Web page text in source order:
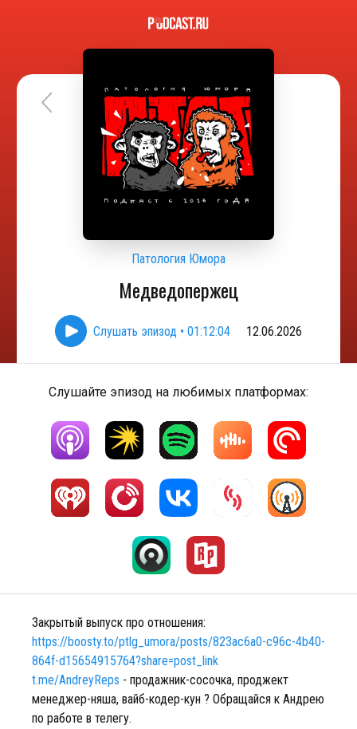
Патология Юмора
Медведопержец
Слушать эпизод • 01:12:04 12.06.2026
Слушайте эпизод на любимых платформах:
Закрытый выпуск про отношения:
https://boosty.to/ptlg_umora/posts/823ac6a0-c96c-4b40-
864f-d15654915764?share=post_link
t.me/AndreyReps - продажник-сосочка, проджект
менеджер-няша, вайб-кодер-кун ? Обращайся к Андрею
по работе в телегу.